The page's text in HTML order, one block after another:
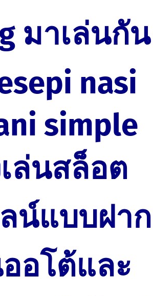
มาเล่นกัน
nasi
simple
ล่นสล็อต
น์แบบฝาก
อโต้และ